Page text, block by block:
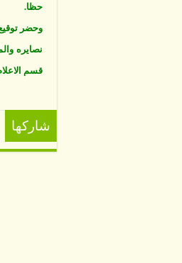
حظا.
وحضر
نصايره
قسم
شاركها